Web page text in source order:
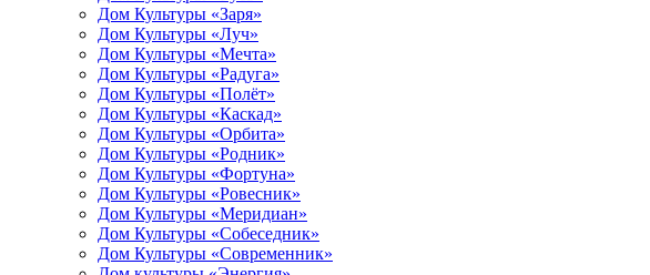
Дом Культуры «Заря»
Дом Культуры «Луч»
Дом Культуры «Мечта»
Дом Культуры «Радуга»
Дом Культуры «Полёт»
Дом Культуры «Каскад»
Дом Культуры «Орбита»
Дом Культуры «Родник»
Дом Культуры «Фортуна»
Дом Культуры «Ровесник»
Дом Культуры «Меридиан»
Дом Культуры «Собеседник»
Дом Культуры «Современник»